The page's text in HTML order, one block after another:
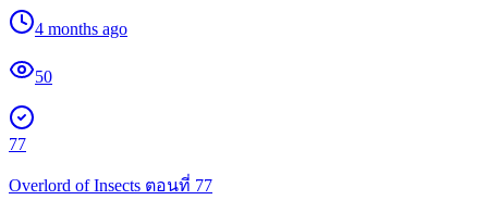
4 months ago
50
77
Overlord of Insects ตอนที่ 77